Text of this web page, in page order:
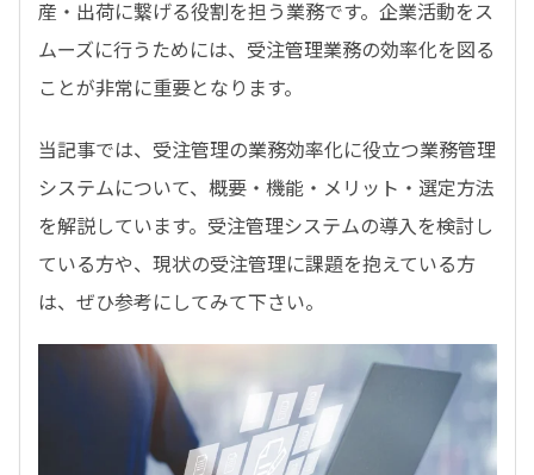
産・出荷に繋げる役割を担う業務です。企業活動をス
ムーズに行うためには、受注管理業務の効率化を図る
ことが非常に重要となります。
当記事では、受注管理の業務効率化に役立つ業務管理
システムについて、概要・機能・メリット・選定方法
を解説しています。受注管理システムの導入を検討し
ている方や、現状の受注管理に課題を抱えている方
は、ぜひ参考にしてみて下さい。